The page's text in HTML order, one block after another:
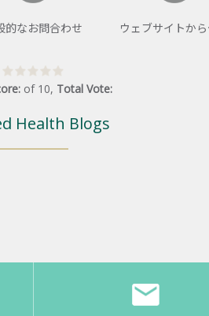
的なお問合わせ ウェブサイトか
of 10, Total Vote:
Health Blogs